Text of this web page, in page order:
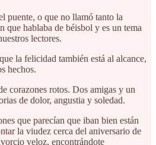
puente, o que no llamó tanto la
que hablaba de béisbol y es un tema
lectores.
la felicidad también está al alcance,
hechos.
corazones rotos. Dos amigas y un
de dolor, angustia y soledad.
que parecían que iban bien están
la viudez cerca del aniversario de
veloz, encontrándote